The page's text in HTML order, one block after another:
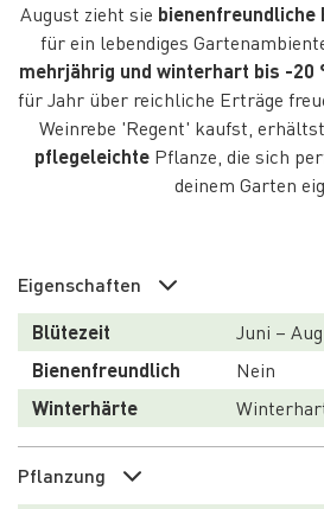
August zieht sie bienenfreundliche
für ein lebendiges
mehrjährig und winterhart bis -20
für Jahr über reichliche Erträge
Weinrebe 'Regent' kaufst,
pflegeleichtePflanze, die sich
deinem Garten
Eigenschaften
Blütezeit
Juni –
Bienenfreundlich
Nein
Winterhärte
Pflanzung